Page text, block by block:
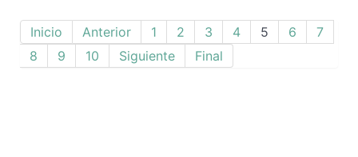
Inicio Anterior 1 2 3 4 5 6
7
8
9 10 Siguiente Final